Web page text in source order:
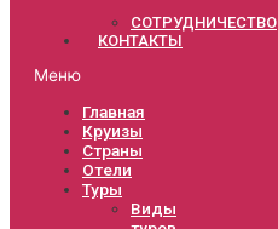
СОТРУДНИЧЕСТВО
КОНТАКТЫ
Меню
Главная
Круизы
Страны
Отели
Туры
Виды